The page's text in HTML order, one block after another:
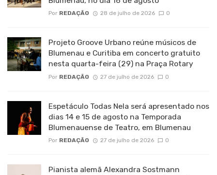
Por REDAÇÃO 28 de julho de 2026 0
Projeto Groove Urbano reúne músicos de
Blumenau e Curitiba em concerto gratuito
nesta quarta-feira (29) na Praça Rotary
Por REDAÇÃO 27 de julho de 2026 0
Espetáculo Todas Nela será apresentado nos
dias 14 e 15 de agosto na Temporada
Blumenauense de Teatro, em Blumenau
Por REDAÇÃO 27 de julho de 2026 0
Pianista alemã Alexandra Sostmann